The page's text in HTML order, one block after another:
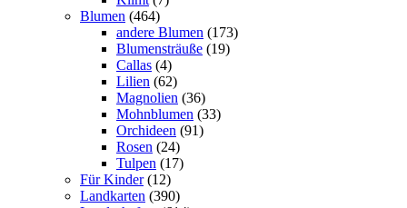
Blumen (464)
andere Blumen (173)
Blumensträuße (19)
Callas (4)
Lilien (62)
Magnolien (36)
Mohnblumen (33)
Orchideen (91)
Rosen (24)
Tulpen (17)
Für Kinder (12)
Landkarten (390)